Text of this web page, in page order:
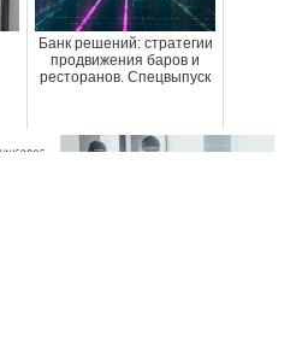
Банк решений: стратегии
продвижения баров и
ресторанов. Спецвыпуск